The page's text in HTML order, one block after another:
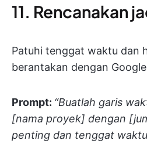
11. Rencanakan
Patuhi tenggat waktu dan
berantakan dengan
Prompt: “Buatlah garis
[nama proyek] dengan
penting dan tenggat